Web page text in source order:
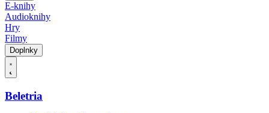
E-knihy
Audioknihy
Hry
Filmy
Doplnky
Beletria